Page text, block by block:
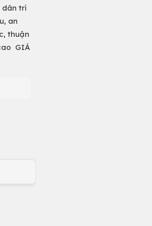
dân trí
an
thuận
GIÁ